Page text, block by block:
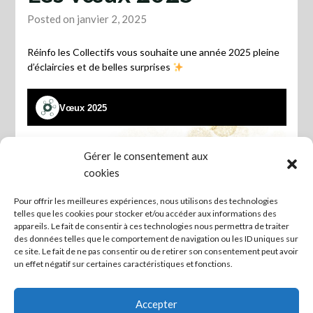
Gérer le consentement aux
cookies
Pour offrir les meilleures expériences, nous utilisons des technologies
telles que les cookies pour stocker et/ou accéder aux informations des
appareils. Le fait de consentir à ces technologies nous permettra de traiter
des données telles que le comportement de navigation ou les ID uniques sur
ce site. Le fait de ne pas consentir ou de retirer son consentement peut avoir
un effet négatif sur certaines caractéristiques et fonctions.
Accepter
Posted on janvier 2, 2025
Réinfo les Collectifs vous souhaite une année 2025 pleine
d’éclaircies et de belles surprises